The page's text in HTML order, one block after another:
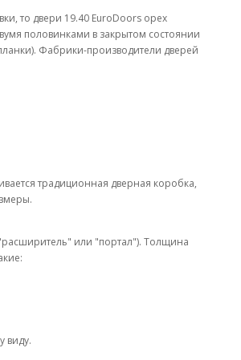
то двери 19.40 EuroDoors орех
половинками в закрытом состоянии
Фабрики-производители дверей
традиционная дверная коробка,
или "портал"). Толщина
виду.